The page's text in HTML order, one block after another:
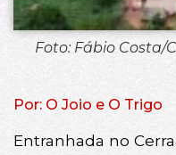
Foto: Fábio Costa/
Por: O Joio e O Trigo
Entranhada no